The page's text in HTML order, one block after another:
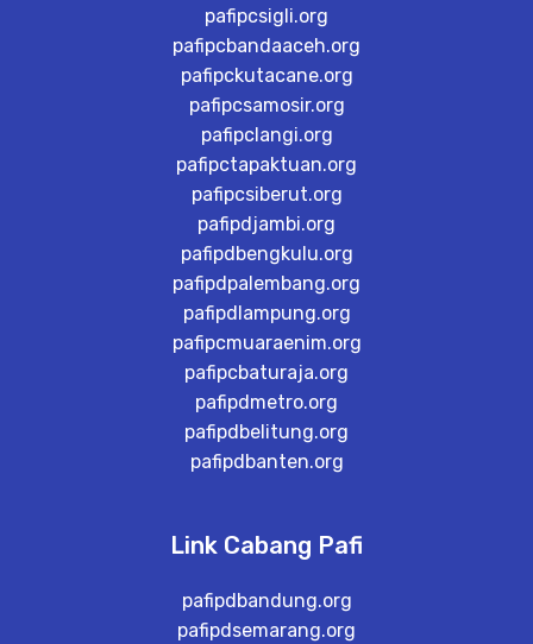
pafipcsigli.org
pafipcbandaaceh.org
pafipckutacane.org
pafipcsamosir.org
pafipclangi.org
pafipctapaktuan.org
pafipcsiberut.org
pafipdjambi.org
pafipdbengkulu.org
pafipdpalembang.org
pafipdlampung.org
pafipcmuaraenim.org
pafipcbaturaja.org
pafipdmetro.org
pafipdbelitung.org
pafipdbanten.org
Link Cabang Pafi
pafipdbandung.org
pafipdsemarang.org